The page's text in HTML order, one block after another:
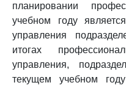
планировании
учебном году
управления
итогах
управления,
текущем учебном